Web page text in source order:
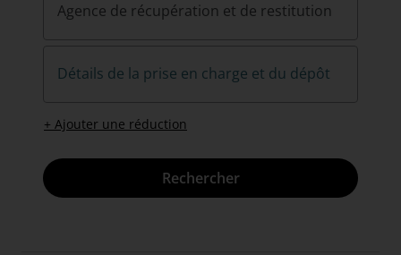
Agence de récupération et de restitution
Détails de la prise en charge et du dépôt
+ Ajouter une réduction
Rechercher